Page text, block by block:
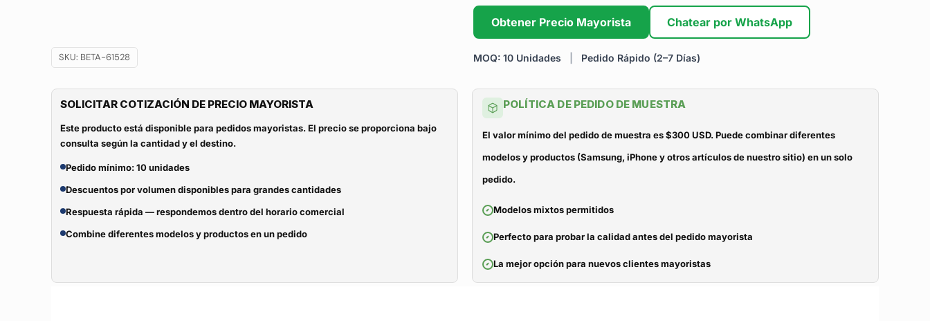
SKU: BETA-61528
Obtener Precio Mayorista Chatear por WhatsApp
MOQ: 10 Unidades Pedido Rápido (2–7 Días)
SOLICITAR COTIZACIÓN DE PRECIO MAYORISTA
Este producto está disponible para pedidos mayoristas. El precio se proporciona bajo
consulta según la cantidad y el destino.
Pedido mínimo: 10 unidades
Descuentos por volumen disponibles para grandes cantidades
Respuesta rápida — respondemos dentro del horario comercial
Combine diferentes modelos y productos en un pedido
POLÍTICA DE PEDIDO DE MUESTRA
El valor mínimo del pedido de muestra es $300 USD. Puede combinar diferentes
modelos y productos (Samsung, iPhone y otros artículos de nuestro sitio) en un solo
pedido.
Modelos mixtos permitidos
Perfecto para probar la calidad antes del pedido mayorista
La mejor opción para nuevos clientes mayoristas